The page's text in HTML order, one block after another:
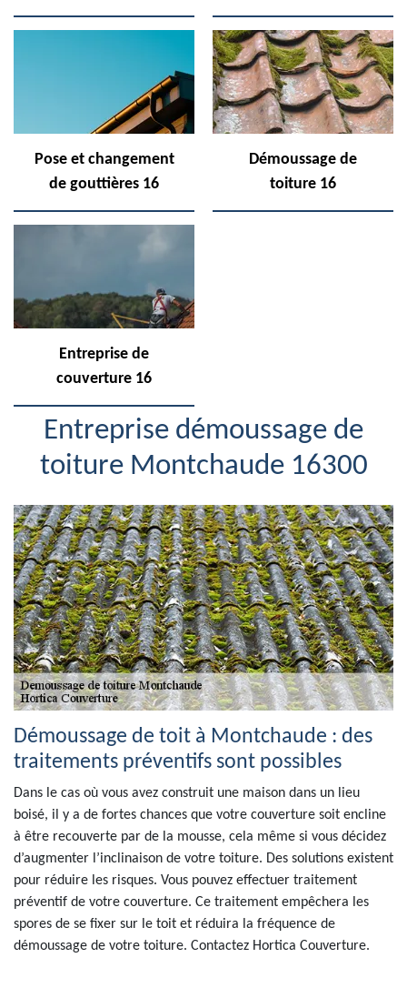
Pose et changement
de gouttières 16
Démoussage de
toiture 16
Entreprise de
couverture 16
Entreprise démoussage de
toiture Montchaude 16300
Démoussage de toit à Montchaude : des
traitements préventifs sont possibles
Dans le cas où vous avez construit une maison dans un lieu
boisé, il y a de fortes chances que votre couverture soit encline
à être recouverte par de la mousse, cela même si vous décidez
d’augmenter l’inclinaison de votre toiture. Des solutions existent
pour réduire les risques. Vous pouvez effectuer traitement
préventif de votre couverture. Ce traitement empêchera les
spores de se fixer sur le toit et réduira la fréquence de
démoussage de votre toiture. Contactez Hortica Couverture.